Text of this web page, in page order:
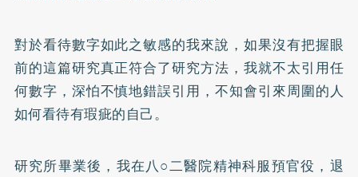
對於看待數字如此之敏感的我來說，如果沒有把握眼
前的這篇研究真正符合了研究方法，我就不太引用任
何數字，深怕不慎地錯誤引用，不知會引來周圍的人
如何看待有瑕疵的自己。
研究所畢業後，我在八○二醫院精神科服預官役，退